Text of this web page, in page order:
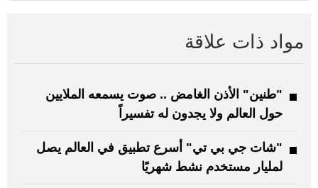
مواد ذات علاقة
"طنين" الأذن الغامض .. صوت يسمعه الملايين
حول العالم ولا يجدون له تفسيراً
"شات جي بي تي" أسرع تطبيق في العالم يصل
لمليار مستخدم نشط شهريًا